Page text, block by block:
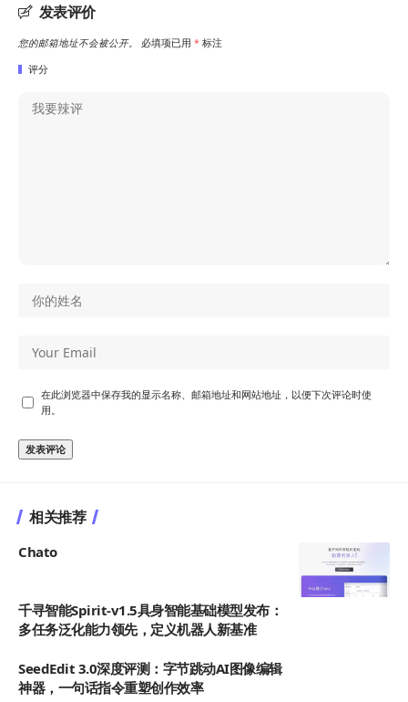
发表评价
您的邮箱地址不会被公开。 必填项已用 * 标注
评分
在此浏览器中保存我的显示名称、邮箱地址和网站地址，以便下次评论时使
用。
相关推荐
Chato
千寻智能Spirit-v1.5具身智能基础模型发布：
多任务泛化能力领先，定义机器人新基准
SeedEdit 3.0深度评测：字节跳动AI图像编辑
神器，一句话指令重塑创作效率